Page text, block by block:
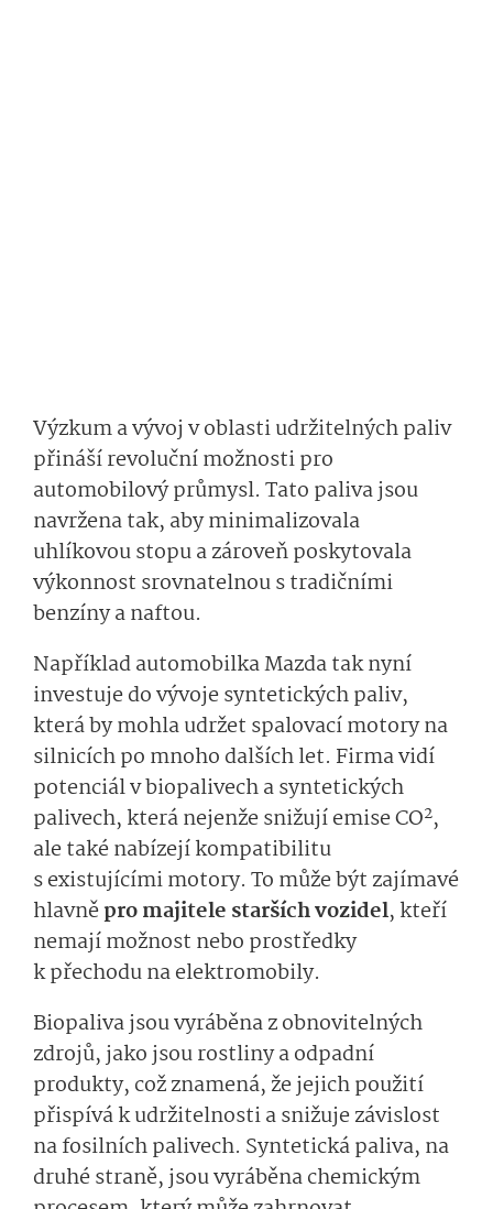
Výzkum a vývoj v oblasti udržitelných paliv
přináší revoluční možnosti pro
automobilový průmysl. Tato paliva jsou
navržena tak, aby minimalizovala
uhlíkovou stopu a zároveň poskytovala
výkonnost srovnatelnou s tradičními
benzíny a naftou.
Například automobilka Mazda tak nyní
investuje do vývoje syntetických paliv,
která by mohla udržet spalovací motory na
silnicích po mnoho dalších let. Firma vidí
potenciál v biopalivech a syntetických
palivech, která nejenže snižují emise CO2,
ale také nabízejí kompatibilitu
s existujícími motory. To může být zajímavé
hlavněpro majitele starších vozidel, kteří
nemají možnost nebo prostředky
k přechodu na elektromobily.
Biopaliva jsou vyráběna z obnovitelných
zdrojů, jako jsou rostliny a odpadní
produkty, což znamená, že jejich použití
přispívá k udržitelnosti a snižuje závislost
na fosilních palivech. Syntetická paliva, na
druhé straně, jsou vyráběna chemickým